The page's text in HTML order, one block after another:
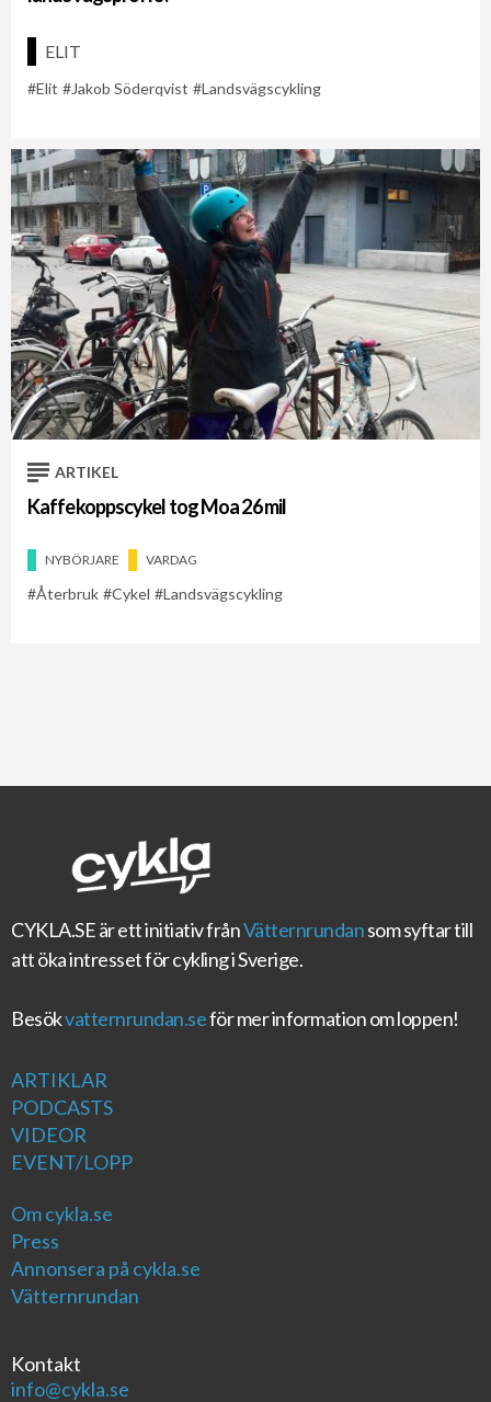
ELIT
Elit Jakob Söderqvist Landsvägscykling
ARTIKEL
Kaffekoppscykel tog Moa 26 mil
NYBÖRJARE VARDAG
Återbruk Cykel Landsvägscykling
CYKLA.SEär ett initiativ frånVätternrundansom syftar till
att öka intresset för cykling i Sverige.
Besökvatternrundan.seför mer information om loppen!
ARTIKLAR
PODCASTS
VIDEOR
EVENT/LOPP
Om cykla.se
Press
Annonsera på cykla.se
Vätternrundan
Kontakt
info@cykla.se